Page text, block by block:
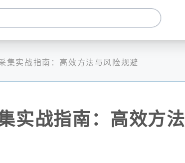
集实战指南：高效方法与风险规避
实战指南：高效方法